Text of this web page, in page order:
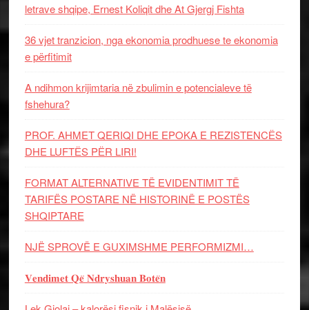
letrave shqipe, Ernest Koliqit dhe At Gjergj Fishta
36 vjet tranzicion, nga ekonomia prodhuese te ekonomia
e përfitimit
A ndihmon krijimtaria në zbulimin e potencialeve të
fshehura?
PROF. AHMET QERIQI DHE EPOKA E REZISTENCЁS
DHE LUFTЁS PЁR LIRI!
FORMAT ALTERNATIVE TË EVIDENTIMIT TË
TARIFËS POSTARE NË HISTORINË E POSTËS
SHQIPTARE
NJË SPROVË E GUXIMSHME PERFORMIZMI…
𝐕𝐞𝐧𝐝𝐢𝐦𝐞𝐭 𝐐𝐞̈ 𝐍𝐝𝐫𝐲𝐬𝐡𝐮𝐚𝐧 𝐁𝐨𝐭𝐞̈𝐧